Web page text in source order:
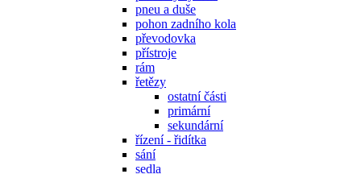
pneu a duše
pohon zadního kola
převodovka
přístroje
rám
řetězy
ostatní části
primární
sekundární
řízení - řidítka
sání
sedla